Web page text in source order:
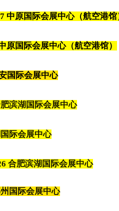
中原国际会展中心（航空港馆
原国际会展中心（航空港馆）
国际会展中心
滨湖国际会展中心
际会展中心
合肥滨湖国际会展中心
国际会展中心